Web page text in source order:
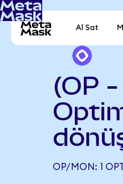
Al Sat
(OP
OP/MON: 1